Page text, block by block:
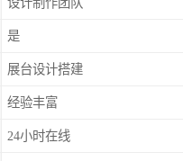
是
展台设计搭建
经验丰富
24小时在线